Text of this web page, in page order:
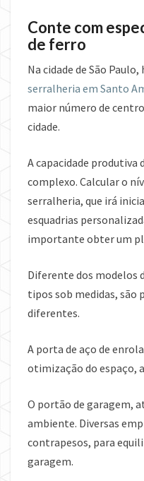
Conte com
de ferro
Na cidade de São
serralheria em Santo
maior número de
cidade.
A capacidade produtiva
complexo. Calcular o
serralheria, que irá
esquadrias
importante obter um
Diferente dos modelos
tipos sob medidas, são
diferentes.
A porta de aço de
otimização do espaço,
O portão de garagem,
ambiente. Diversas
contrapesos, para
garagem.